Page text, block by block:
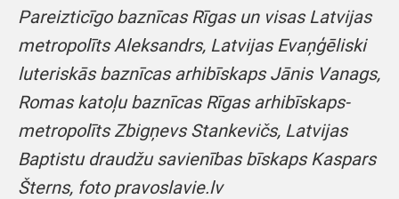
Pareizticīgo baznīcas Rīgas un visas Latvijas
metropolīts Aleksandrs, Latvijas Evaņģēliski
luteriskās baznīcas arhibīskaps Jānis Vanags,
Romas katoļu baznīcas Rīgas arhibīskaps-
metropolīts Zbigņevs Stankevičs, Latvijas
Baptistu draudžu savienības bīskaps Kaspars
Šterns, foto pravoslavie.lv